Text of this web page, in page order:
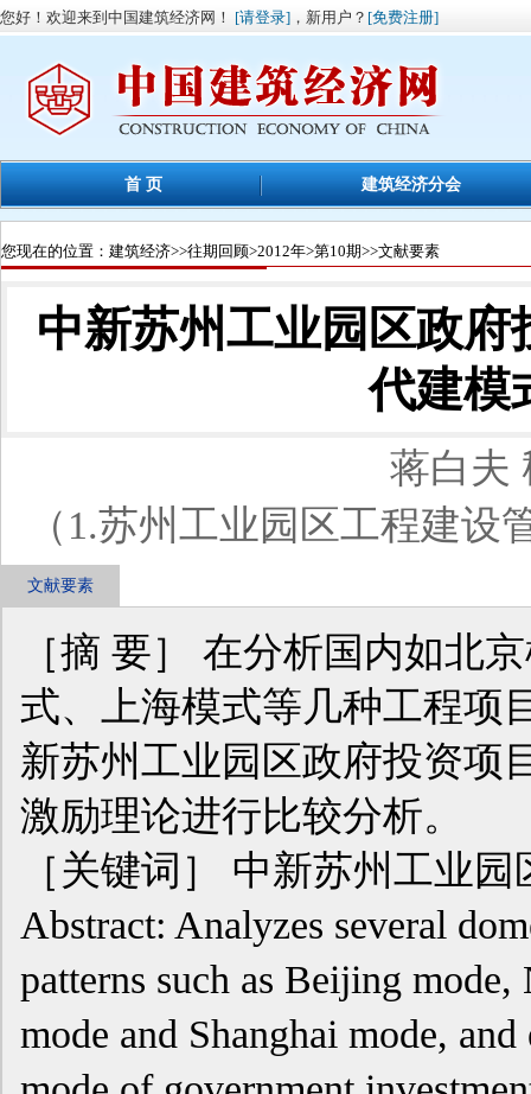
您好！欢迎来到中国建筑经济网！ [请登录] ，新用户？ [免费注册]
首 页 建筑经济分会
您现在的位置： 建筑经济>>往期回顾>2012年>第10期>>文献要素
中新苏州工业园区政
代建模
蒋白夫
（1.苏州工业园区工程建设
文献要素
［摘 要］ 在分析国内如北
式、上海模式等几种工程项
新苏州工业园区政府投资项
激励理论进行比较分析。
［关键词］ 中新苏州工业
Abstract: Analyzes several
patterns such as Beijing
mode and Shanghai mode,